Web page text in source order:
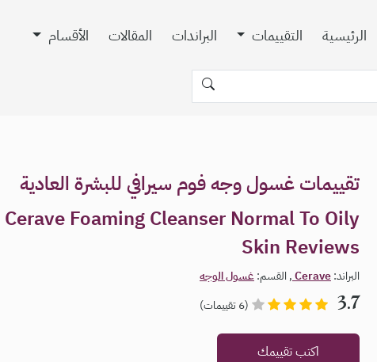
الرئيسية التقييمات البراندات المقالات الأقسام
تقييمات غسول وجه فوم سيرافي للبشرة العادية
Cerave Foaming Cleanser Normal To Oily
Skin Reviews
البراند:Cerave, القسم: غسول الوجه
3.7 (6 تقييمات)
اكتب تقييمك